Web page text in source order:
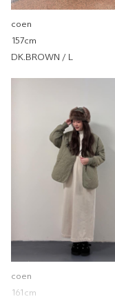
coen
155cm
尺寸感
透明度 不透
coen
157cm
DK.BROWN / L
coen
161cm